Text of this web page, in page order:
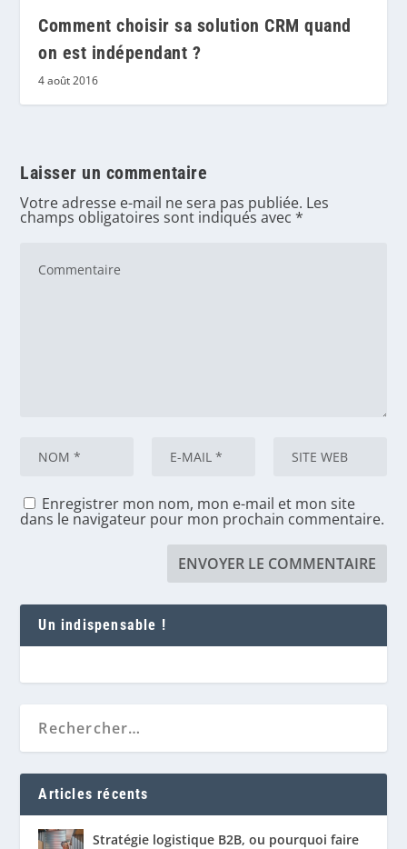
Comment choisir sa solution CRM quand
on est indépendant ?
4 août 2016
Laisser un commentaire
Votre adresse e-mail ne sera pas publiée. Les
champs obligatoires sont indiqués avec*
Enregistrer mon nom, mon e-mail et mon site
dans le navigateur pour mon prochain commentaire.
Un indispensable !
Articles récents
Stratégie logistique B2B, ou pourquoi faire